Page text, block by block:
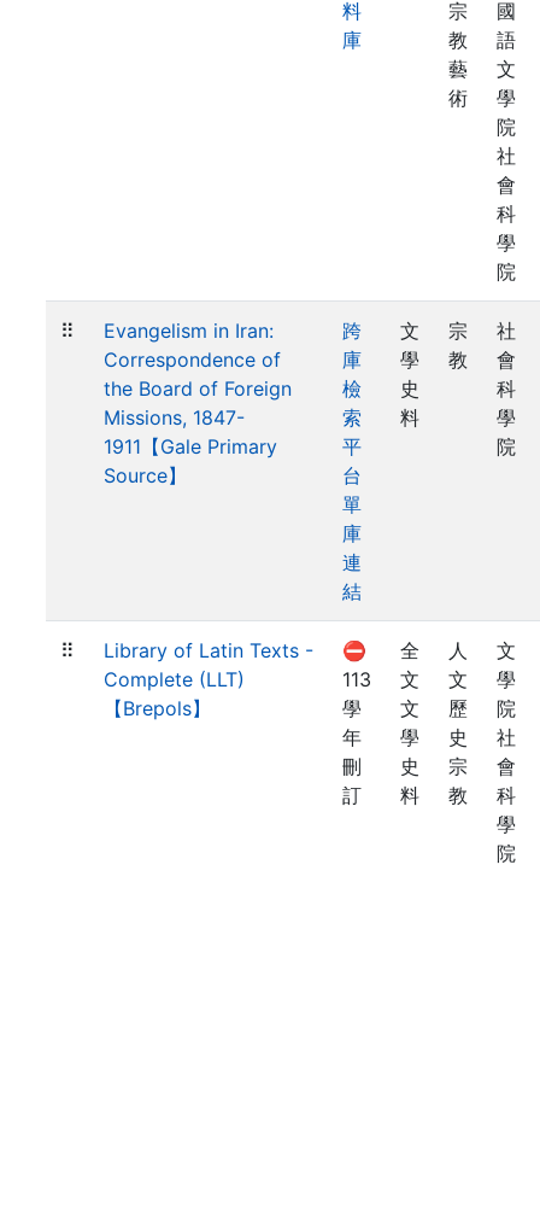
料
庫
宗
教
藝
術
國
語
文
學
院
社
會
科
學
院
⠿
Evangelism in Iran:
Correspondence of
the Board of Foreign
Missions, 1847-
1911【Gale Primary
Source】
跨
庫
檢
索
平
台
單
庫
連
結
文
學
史
料
宗
教
社
會
科
學
院
⠿
Library of Latin Texts -
Complete (LLT)
【Brepols】
⛔
113
學
年
刪
訂
全
文
文
學
史
料
人
文
歷
史
宗
教
文
學
院
社
會
科
學
院